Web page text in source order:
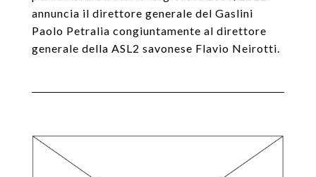
annuncia il direttore generale del Gaslini
Paolo Petralia congiuntamente al direttore
generale della ASL2 savonese Flavio Neirotti.